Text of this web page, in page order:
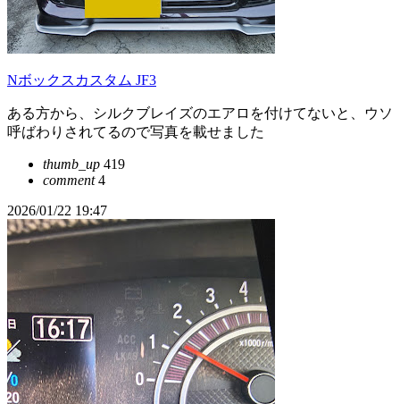
Nボックスカスタム JF3
ある方から、シルクブレイズのエアロを付けてないと、ウソ
呼ばわりされてるので写真を載せました
thumb_up 419
comment4
2026/01/22 19:47